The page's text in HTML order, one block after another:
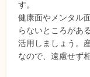
す。
健康面やメンタル
らないところがあ
活用しましょう。
なので、遠慮せず